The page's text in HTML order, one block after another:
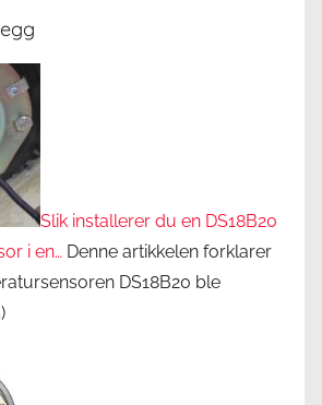
Slik installerer du en DS18B20
i en… Denne artikkelen forklarer
DS18B20 ble